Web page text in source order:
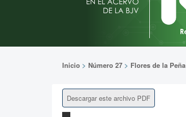
Inicio > Número 27 > Flores de la Peña
Descargar este archivo PDF